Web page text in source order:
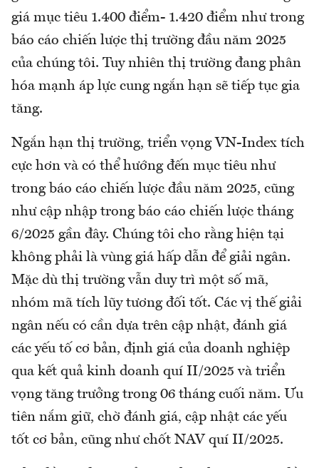
giá mục tiêu 1.400 điểm- 1.420 điểm như trong
báo cáo chiến lược thị trường đầu năm 2025
của chúng tôi. Tuy nhiên thị trường đang phân
hóa mạnh áp lực cung ngắn hạn sẽ tiếp tục gia
tăng.
Ngắn hạn thị trường, triển vọng VN-Index tích
cực hơn và có thể hướng đến mục tiêu như
trong báo cáo chiến lược đầu năm 2025, cũng
như cập nhập trong báo cáo chiến lược tháng
6/2025 gần đây. Chúng tôi cho rằng hiện tại
không phải là vùng giá hấp dẫn để giải ngân.
Mặc dù thị trường vẫn duy trì một số mã,
nhóm mã tích lũy tương đối tốt. Các vị thế giải
ngân nếu có cần dựa trên cập nhật, đánh giá
các yếu tố cơ bản, định giá của doanh nghiệp
qua kết quả kinh doanh quí II/2025 và triển
vọng tăng trưởng trong 06 tháng cuối năm. Ưu
tiên nắm giữ, chờ đánh giá, cập nhật các yếu
tốt cơ bản, cũng như chốt NAV quí II/2025.